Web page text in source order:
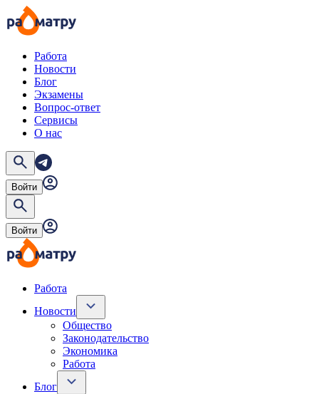
Работа
Новости
Блог
Экзамены
Вопрос-ответ
Сервисы
О нас
Войти
Войти
Работа
Новости
Общество
Законодательство
Экономика
Работа
Блог